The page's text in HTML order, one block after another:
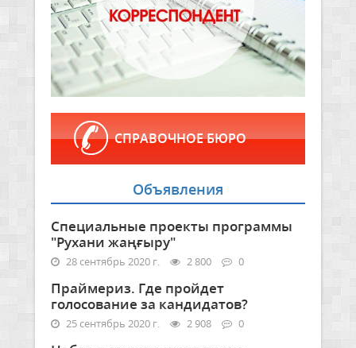
СПРАВОЧНОЕ БЮРО
Объявления
Специальные проекты программы
"Рухани жаңғыру"
28 сентябрь 2020 г. 2 800 0
Праймериз. Где пройдет
голосование за кандидатов?
25 сентябрь 2020 г. 2 908 0